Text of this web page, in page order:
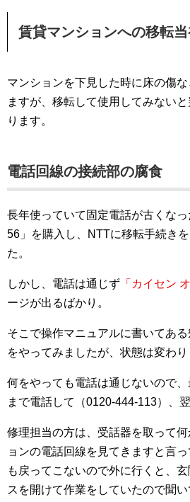
賃貸マンションへの移転
マンションを下見した時に床の傷
ますが、移転して使用してみない
ります。
電話回線の接続部の腐食
長年使っていて固定電話が古くな
56」を購入し、NTTに移転手続き
た。
しかし、電話は通じず 「カイセン
ージが出るばかり。
そこで操作マニュアルに書いてあ
をやってみましたが、状態は変わり
何をやっても電話は通じないので
まで電話して（0120-444-113）、
修理担当の方は、受話器を取って
ョンの電話回線を見てきますと言
も戻ってこないので外に行くと、
スを開けて作業をしていたので聞